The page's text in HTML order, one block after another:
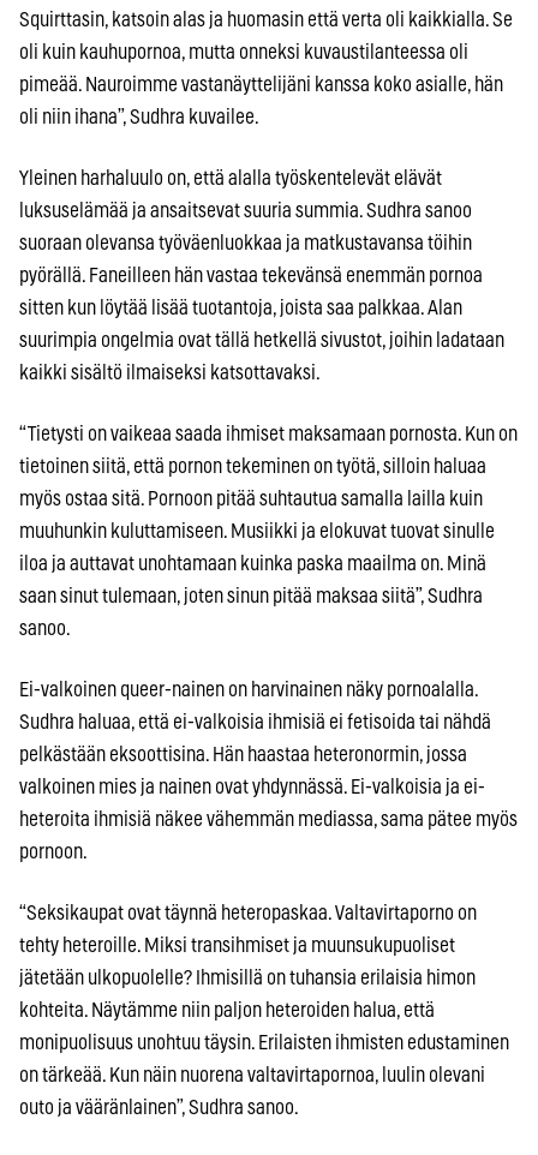
Squirttasin, katsoin alas ja huomasin että verta oli kaikkialla. Se
oli kuin kauhupornoa, mutta onneksi kuvaustilanteessa oli
pimeää. Nauroimme vastanäyttelijäni kanssa koko asialle, hän
oli niin ihana”, Sudhra kuvailee.
Yleinen harhaluulo on, että alalla työskentelevät elävät
luksuselämää ja ansaitsevat suuria summia. Sudhra sanoo
suoraan olevansa työväenluokkaa ja matkustavansa töihin
pyörällä. Faneilleen hän vastaa tekevänsä enemmän pornoa
sitten kun löytää lisää tuotantoja, joista saa palkkaa. Alan
suurimpia ongelmia ovat tällä hetkellä sivustot, joihin ladataan
kaikki sisältö ilmaiseksi katsottavaksi.
“Tietysti on vaikeaa saada ihmiset maksamaan pornosta. Kun on
tietoinen siitä, että pornon tekeminen on työtä, silloin haluaa
myös ostaa sitä. Pornoon pitää suhtautua samalla lailla kuin
muuhunkin kuluttamiseen. Musiikki ja elokuvat tuovat sinulle
iloa ja auttavat unohtamaan kuinka paska maailma on. Minä
saan sinut tulemaan, joten sinun pitää maksaa siitä”, Sudhra
sanoo.
Ei-valkoinen queer-nainen on harvinainen näky pornoalalla.
Sudhra haluaa, että ei-valkoisia ihmisiä ei fetisoida tai nähdä
pelkästään eksoottisina. Hän haastaa heteronormin, jossa
valkoinen mies ja nainen ovat yhdynnässä. Ei-valkoisia ja ei-
heteroita ihmisiä näkee vähemmän mediassa, sama pätee myös
pornoon.
“Seksikaupat ovat täynnä heteropaskaa. Valtavirtaporno on
tehty heteroille. Miksi transihmiset ja muunsukupuoliset
jätetään ulkopuolelle? Ihmisillä on tuhansia erilaisia himon
kohteita. Näytämme niin paljon heteroiden halua, että
monipuolisuus unohtuu täysin. Erilaisten ihmisten edustaminen
on tärkeää. Kun näin nuorena valtavirtapornoa, luulin olevani
outo ja vääränlainen”, Sudhra sanoo.